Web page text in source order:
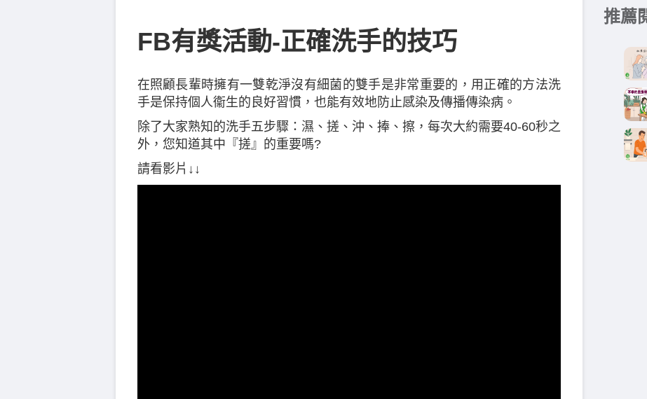
FB有獎活動-正確洗手的技巧
在照顧長輩時擁有一雙乾淨沒有細菌的雙手是非常重要的，用正確的方法洗
手是保持個人衞生的良好習慣，也能有效地防止感染及傳播傳染病。
除了大家熟知的洗手五步驟：濕、搓、沖、捧、擦，每次大約需要40-60秒之
外，您知道其中『搓』的重要嗎?
請看影片↓↓
推薦